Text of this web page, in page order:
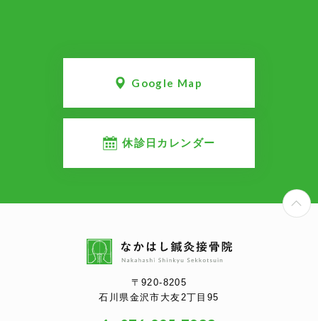
Google Map
休診日カレンダー
〒920-8205
石川県金沢市大友2丁目95